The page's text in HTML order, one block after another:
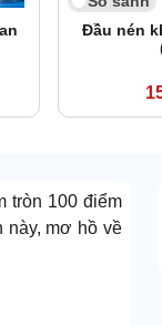
Đầu nén
tròn 100 điểm
này, mơ hồ về